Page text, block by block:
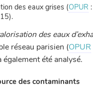
des eaux grises (OPUR
des eaux
réseau parisien (OPUR
été analysé.
des contaminants